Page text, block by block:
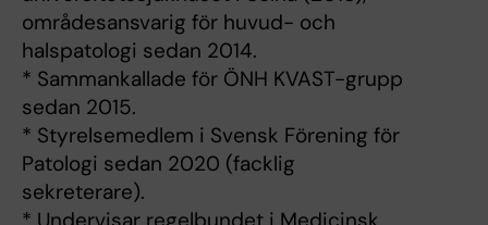
områdesansvarig för huvud- och
halspatologi sedan 2014.
* Sammankallade för ÖNH KVAST-grupp
sedan 2015.
* Styrelsemedlem i Svensk Förening för
Patologi sedan 2020 (facklig
sekreterare).